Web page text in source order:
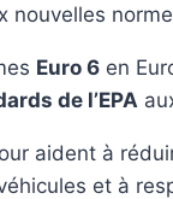
nouvelles
Euro 6 en
de l’EPA
aident à
et à